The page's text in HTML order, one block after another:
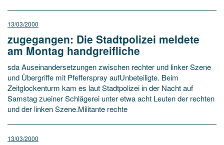
13/03/2000
zugegangen: Die Stadtpolizei meldete
am Montag handgreifliche
sda Auseinandersetzungen zwischen rechter und linker Szene
und Übergriffe mit Pfefferspray aufUnbeteiligte. Beim
Zeitglockenturm kam es laut Stadtpolizei in der Nacht auf
Samstag zueiner Schlägerei unter etwa acht Leuten der rechten
und der linken Szene.Militante rechte
13/03/2000